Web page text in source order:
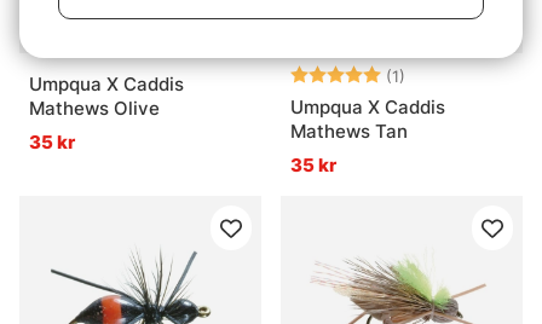
Umpqua X Caddis
Mathews Olive
35 kr
Betyg: (1)5.0 utav 5
Umpqua X Caddis
Mathews Tan
35 kr